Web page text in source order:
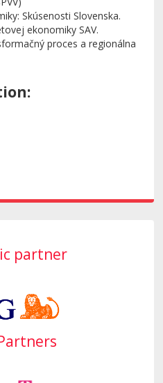
Skúsenosti Slovenska.
ekonomiky SAV.
proces a regionálna
partner